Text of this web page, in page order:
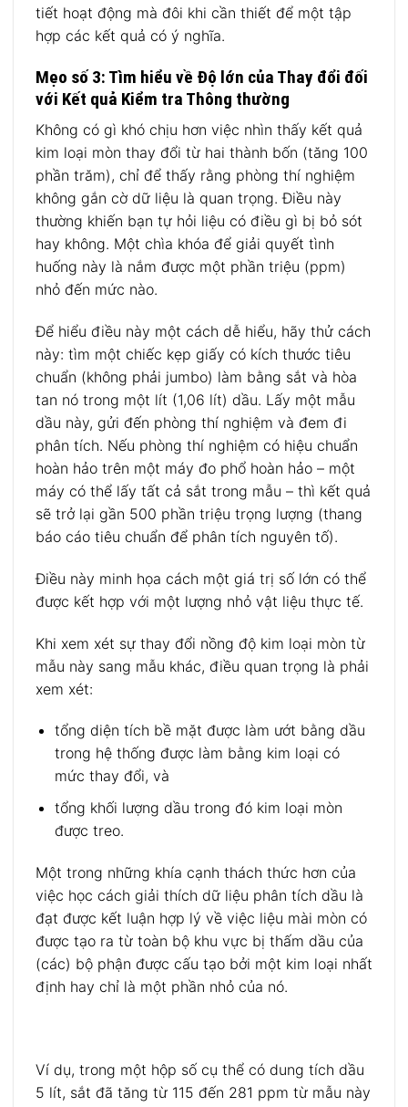
tiết hoạt động mà đôi khi cần thiết để một tập
hợp các kết quả có ý nghĩa.
Mẹo số 3: Tìm hiểu về Độ lớn của Thay đổi đối
với Kết quả Kiểm tra Thông thường
Không có gì khó chịu hơn việc nhìn thấy kết quả
kim loại mòn thay đổi từ hai thành bốn (tăng 100
phần trăm), chỉ để thấy rằng phòng thí nghiệm
không gắn cờ dữ liệu là quan trọng. Điều này
thường khiến bạn tự hỏi liệu có điều gì bị bỏ sót
hay không. Một chìa khóa để giải quyết tình
huống này là nắm được một phần triệu (ppm)
nhỏ đến mức nào.
Để hiểu điều này một cách dễ hiểu, hãy thử cách
này: tìm một chiếc kẹp giấy có kích thước tiêu
chuẩn (không phải jumbo) làm bằng sắt và hòa
tan nó trong một lít (1,06 lít) dầu. Lấy một mẫu
dầu này, gửi đến phòng thí nghiệm và đem đi
phân tích. Nếu phòng thí nghiệm có hiệu chuẩn
hoàn hảo trên một máy đo phổ hoàn hảo – một
máy có thể lấy tất cả sắt trong mẫu – thì kết quả
sẽ trở lại gần 500 phần triệu trọng lượng (thang
báo cáo tiêu chuẩn để phân tích nguyên tố).
Điều này minh họa cách một giá trị số lớn có thể
được kết hợp với một lượng nhỏ vật liệu thực tế.
Khi xem xét sự thay đổi nồng độ kim loại mòn từ
mẫu này sang mẫu khác, điều quan trọng là phải
xem xét:
tổng diện tích bề mặt được làm ướt bằng dầu
trong hệ thống được làm bằng kim loại có
mức thay đổi, và
tổng khối lượng dầu trong đó kim loại mòn
được treo.
Một trong những khía cạnh thách thức hơn của
việc học cách giải thích dữ liệu phân tích dầu là
đạt được kết luận hợp lý về việc liệu mài mòn có
được tạo ra từ toàn bộ khu vực bị thấm dầu của
(các) bộ phận được cấu tạo bởi một kim loại nhất
định hay chỉ là một phần nhỏ của nó.
Ví dụ, trong một hộp số cụ thể có dung tích dầu
5 lít, sắt đã tăng từ 115 đến 281 ppm từ mẫu này